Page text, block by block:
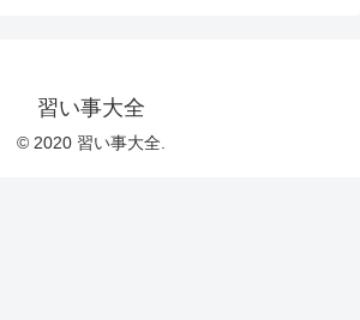
習い事大全
© 2020 習い事大全.